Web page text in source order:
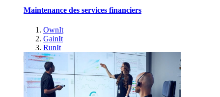
Maintenance des services financiers
OwnIt
GainIt
RunIt